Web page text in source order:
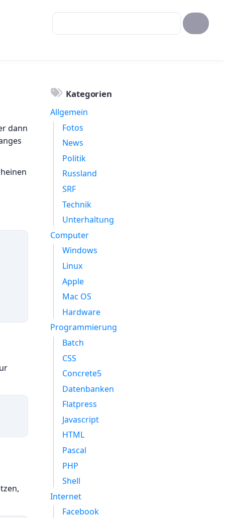
dann
Kategorien
Allgemein
Fotos
News
Politik
Russland
SRF
Technik
Unterhaltung
Computer
Windows
Linux
Apple
Mac OS
Hardware
Programmierung
Batch
CSS
Concrete5
Datenbanken
Flatpress
Javascript
HTML
Pascal
PHP
Shell
Internet
Facebook